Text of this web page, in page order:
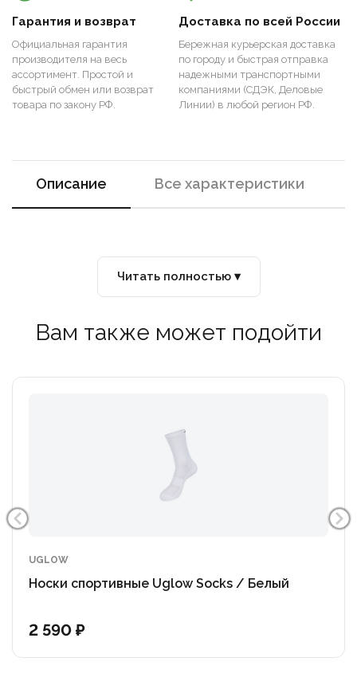
Гарантия и возврат
Официальная гарантия
производителя на весь
ассортимент. Простой и
быстрый обмен или возврат
товара по закону РФ.
Доставка по всей России
Бережная курьерская доставка
по городу и быстрая отправка
надежными транспортными
компаниями (СДЭК, Деловые
Линии) в любой регион РФ.
Описание Все характеристики
Читать полностью ▾
Вам также может подойти
UGLOW
Носки спортивные Uglow Socks / Белый
2 590 ₽